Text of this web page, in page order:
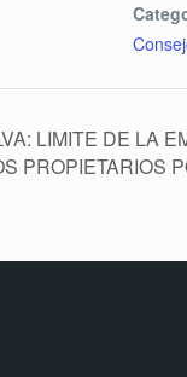
LIMITE DE LA
PROPIETARIOS